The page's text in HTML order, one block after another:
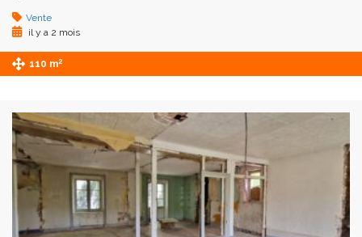
Vente
il y a 2 mois
110 m2